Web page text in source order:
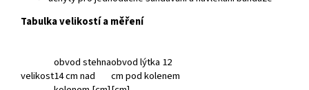
Tabulka velikostí a měření
velikost
obvod stehna
14 cm nad
obvod lýtka 12
cm pod kolenem